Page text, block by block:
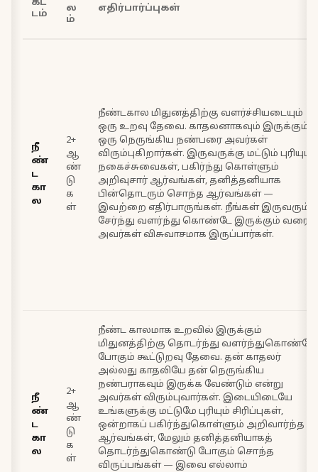
கட்
டம்
ல
ம்
எதிர்பார்ப்புகள்
நீ
ண்
ட
கா
ல
2+
ஆ
ண்
டு
க
ள்
நீண்டகால மிதுனத்திற்கு வளர்ச்சியடையும்
ஒரு உறவு தேவை. காதலனாகவும் இருக்கும்
ஒரு நெருங்கிய நண்பரை அவர்கள்
விரும்புகிறார்கள். இருவருக்கு மட்டும் புரியும்
நகைச்சுவைகள், பகிர்ந்து கொள்ளும்
அறிவுசார் ஆர்வங்கள், தனித்தனியாக
பின்தொடரும் சொந்த ஆர்வங்கள் —
இவற்றை எதிர்பாருங்கள். நீங்கள் இருவரும்
சேர்ந்து வளர்ந்து கொண்டே இருக்கும் வரை
அவர்கள் விசுவாசமாக இருப்பார்கள்.
நீ
ண்
ட
கா
ல
2+
ஆ
ண்
டு
க
ள்
நீண்ட காலமாக உறவில் இருக்கும்
மிதுனத்திற்கு தொடர்ந்து வளர்ந்துகொண்டே
போகும் கூட்டுறவு தேவை. தன் காதலர்
அல்லது காதலியே தன் நெருங்கிய
நண்பராகவும் இருக்க வேண்டும் என்று
அவர்கள் விரும்புவார்கள். இடையிடையே
உங்களுக்கு மட்டுமே புரியும் சிரிப்புகள்,
ஒன்றாகப் பகிர்ந்துகொள்ளும் அறிவார்ந்த
ஆர்வங்கள், மேலும் தனித்தனியாகத்
தொடர்ந்துகொண்டு போகும் சொந்த
விருப்பங்கள் — இவை எல்லாம்